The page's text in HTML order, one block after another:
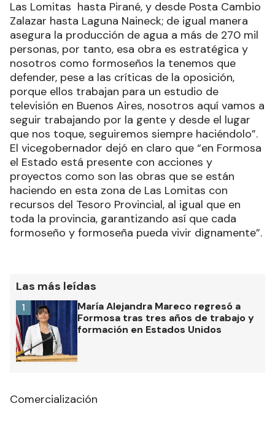
Las Lomitas hasta Pirané, y desde Posta Cambio
Zalazar hasta Laguna Naineck; de igual manera
asegura la producción de agua a más de 270 mil
personas, por tanto, esa obra es estratégica y
nosotros como formoseños la tenemos que
defender, pese a las críticas de la oposición,
porque ellos trabajan para un estudio de
televisión en Buenos Aires, nosotros aquí vamos a
seguir trabajando por la gente y desde el lugar
que nos toque, seguiremos siempre haciéndolo”.
El vicegobernador dejó en claro que “en Formosa
el Estado está presente con acciones y
proyectos como son las obras que se están
haciendo en esta zona de Las Lomitas con
recursos del Tesoro Provincial, al igual que en
toda la provincia, garantizando así que cada
formoseño y formoseña pueda vivir dignamente”.
Las más leídas
María Alejandra Mareco regresó a
Formosa tras tres años de trabajo y
formación en Estados Unidos
1
Comercialización